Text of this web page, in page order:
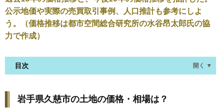
公示地価や実際の売買取引事例、人口推計も参考にしよ
う。（価格推移は都市空間総合研究所の水谷昂太郎氏の協
力で作成）
目次 開く ▼
現在の価格は、5.7万円／坪（10年前比+5.9%）
岩手県久慈市の土地の価格・相場は？